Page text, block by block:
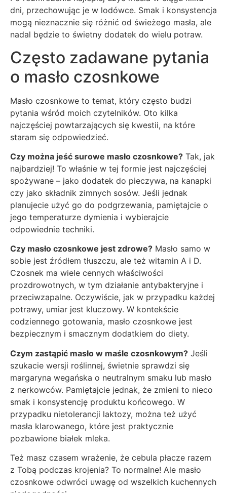
dni, przechowując je w lodówce. Smak i konsystencja
mogą nieznacznie się różnić od świeżego masła, ale
nadal będzie to świetny dodatek do wielu potraw.
Często zadawane pytania
o masło czosnkowe
Masło czosnkowe to temat, który często budzi
pytania wśród moich czytelników. Oto kilka
najczęściej powtarzających się kwestii, na które
staram się odpowiedzieć.
Czy można jeść surowe masło czosnkowe? Tak, jak
najbardziej! To właśnie w tej formie jest najczęściej
spożywane – jako dodatek do pieczywa, na kanapki
czy jako składnik zimnych sosów. Jeśli jednak
planujecie użyć go do podgrzewania, pamiętajcie o
jego temperaturze dymienia i wybierajcie
odpowiednie techniki.
Czy masło czosnkowe jest zdrowe? Masło samo w
sobie jest źródłem tłuszczu, ale też witamin A i D.
Czosnek ma wiele cennych właściwości
prozdrowotnych, w tym działanie antybakteryjne i
przeciwzapalne. Oczywiście, jak w przypadku każdej
potrawy, umiar jest kluczowy. W kontekście
codziennego gotowania, masło czosnkowe jest
bezpiecznym i smacznym dodatkiem do diety.
Czym zastąpić masło w maśle czosnkowym? Jeśli
szukacie wersji roślinnej, świetnie sprawdzi się
margaryna wegańska o neutralnym smaku lub masło
z nerkowców. Pamiętajcie jednak, że zmieni to nieco
smak i konsystencję produktu końcowego. W
przypadku nietolerancji laktozy, można też użyć
masła klarowanego, które jest praktycznie
pozbawione białek mleka.
Też masz czasem wrażenie, że cebula płacze razem
z Tobą podczas krojenia? To normalne! Ale masło
czosnkowe odwróci uwagę od wszelkich kuchennych